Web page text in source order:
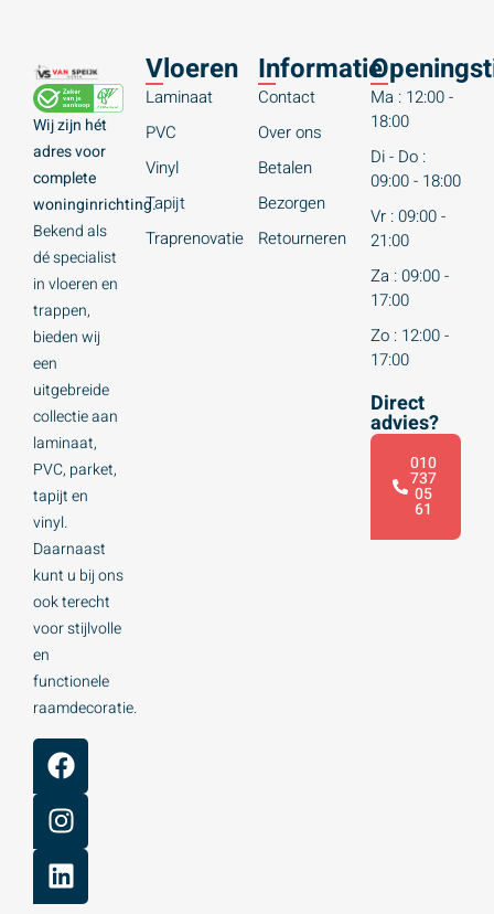
Wij zijn hét
adres voor
complete
woninginrichting.
Bekend als
dé specialist
in vloeren en
trappen,
bieden wij
een
uitgebreide
collectie aan
laminaat,
PVC, parket,
tapijt en
vinyl.
Daarnaast
kunt u bij ons
ook terecht
voor stijlvolle
en
functionele
raamdecoratie.
Vloeren
Laminaat
PVC
Vinyl
Tapijt
Traprenovatie
Informatie
Contact
Over ons
Betalen
Bezorgen
Retourneren
Ma : 12:00 -
18:00
Di - Do :
09:00 - 18:00
Vr : 09:00 -
21:00
Za : 09:00 -
17:00
Zo : 12:00 -
17:00
Direct
advies?
010
737
05
61